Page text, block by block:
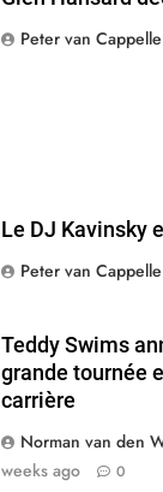
Peter van Cappelle
Le DJ Kavinsky
Peter van Cappelle
Teddy Swims
grande tournée
carrière
Norman van den
weeks ago
0